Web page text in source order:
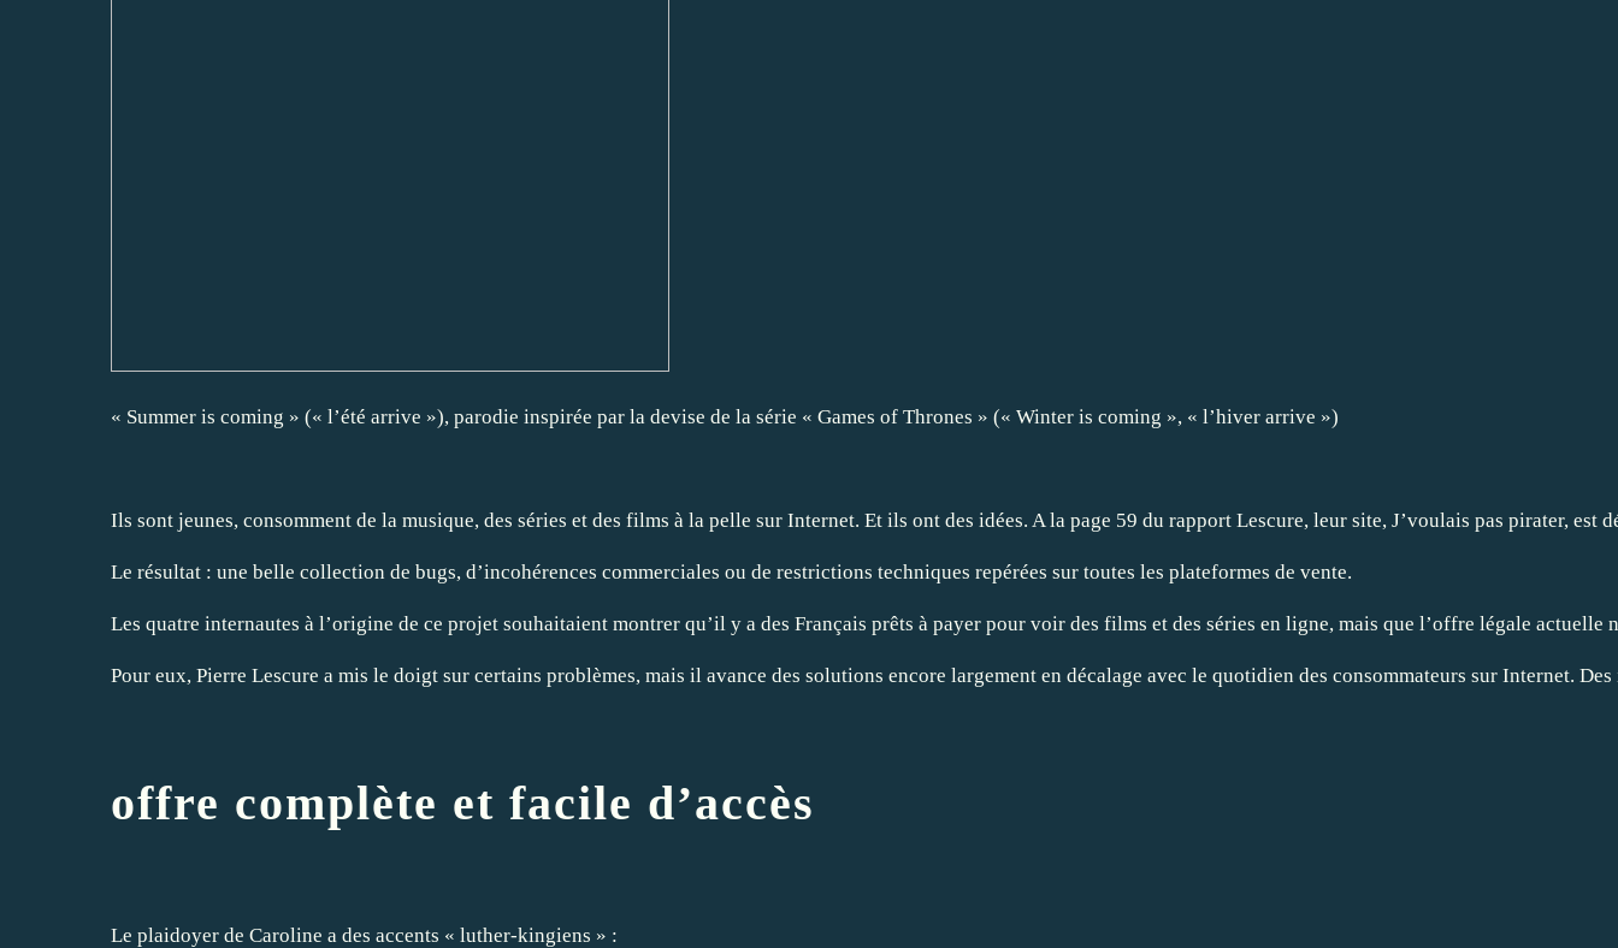
« Summer is coming » (« l’été arrive »), parodie inspirée par la devise de la série « Games of Thrones » (« Winter is coming », « l’hiver arrive »)
Ils sont jeunes, consomment de la musique, des séries et des films à la pelle sur Internet. Et ils ont des idées. A la page 59 du rapport Lescure, leur site, J’voulais pas pirater, est
Le résultat : une belle collection de bugs, d’incohérences commerciales ou de restrictions techniques repérées sur toutes les plateformes de vente.
Les quatre internautes à l’origine de ce projet souhaitaient montrer qu’il y a des Français prêts à payer pour voir des films et des séries en ligne, mais que l’offre légale actuelle
Pour eux, Pierre Lescure a mis le doigt sur certains problèmes, mais il avance des solutions encore largement en décalage avec le quotidien des consommateurs sur Internet.
offre complète et facile d’accès
Le plaidoyer de Caroline a des accents « luther-kingiens » :